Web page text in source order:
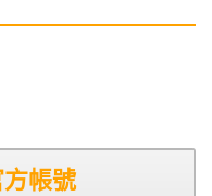
帳號